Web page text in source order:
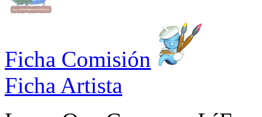
Ficha Comisión
Ficha Artista